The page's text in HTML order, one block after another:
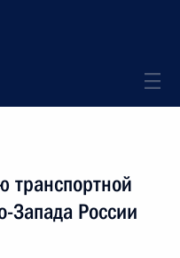
транспортной
Запада России